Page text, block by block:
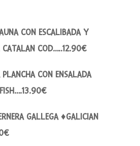
CON ESCALIBADA Y
CATALAN COD…..12.90€
PLANCHA CON ENSALADA
GALLEGA ♦GALICIAN